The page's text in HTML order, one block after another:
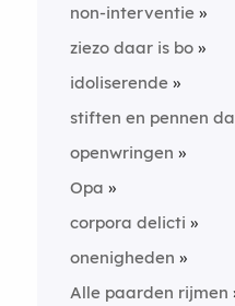
non-interventie
ziezo daar is bo
idoliserende
stiften en pennen da
openwringen
Opa
corpora delicti
onenigheden
Alle paarden rijmen